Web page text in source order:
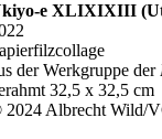
e XLIXIXIII
der Werkgruppe der
32,5 x 32,5 cm
2024 Albrecht Wild/